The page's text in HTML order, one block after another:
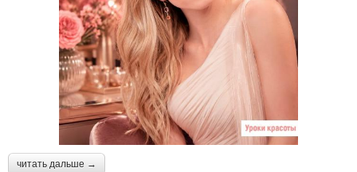
читать дальше →